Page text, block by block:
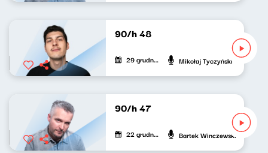
90/h 48
29 grudnia 2021 Mikołaj Tyczyński
90/h 47
22 grudnia 2021 Bartek Winczewski